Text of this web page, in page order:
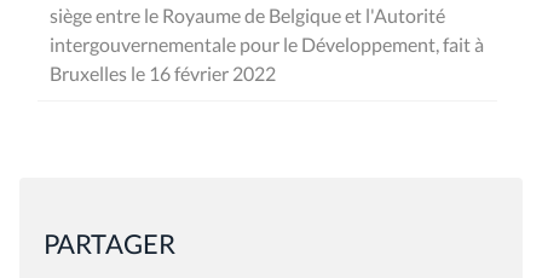
siège entre le Royaume de Belgique et l'Autorité
intergouvernementale pour le Développement, fait à
Bruxelles le 16 février 2022
PARTAGER